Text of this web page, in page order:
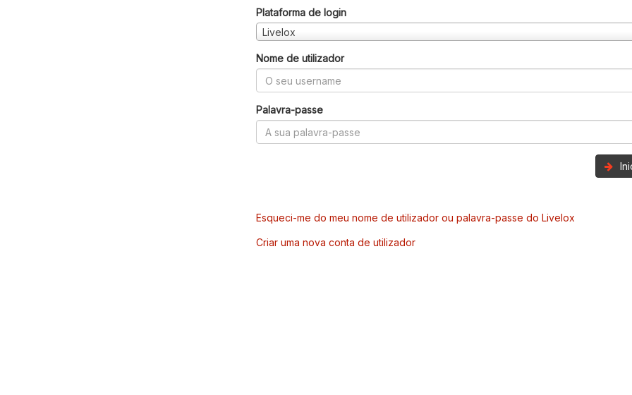
Plataforma de login
Livelox
Nome de utilizador
Palavra-passe
Esqueci-me do meu nome de utilizador ou palavra-passe do Livelox
Criar uma nova conta de utilizador